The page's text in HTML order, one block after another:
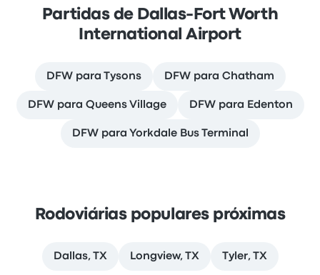
Partidas de Dallas-Fort Worth
International Airport
DFW para Tysons DFW para Chatham
DFW para Queens Village DFW para Edenton
DFW para Yorkdale Bus Terminal
Rodoviárias populares próximas
Dallas, TX Longview, TX Tyler, TX